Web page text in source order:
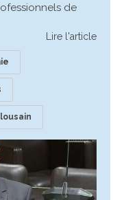
de
Lire l'article